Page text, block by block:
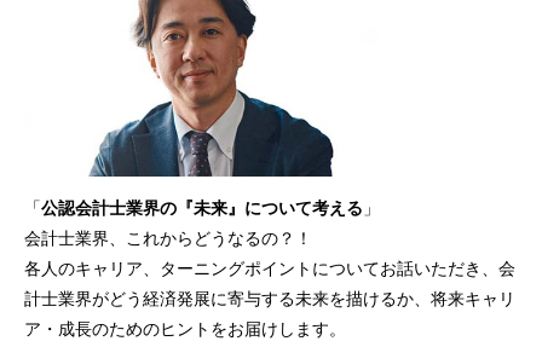
「公認会計士業界の『未来』について考える 」
会計士業界、これからどうなるの？！
各人のキャリア、ターニングポイントについてお話いただき、会
計士業界がどう経済発展に寄与する未来を描けるか、将来キャリ
ア・成長のためのヒントをお届けします。